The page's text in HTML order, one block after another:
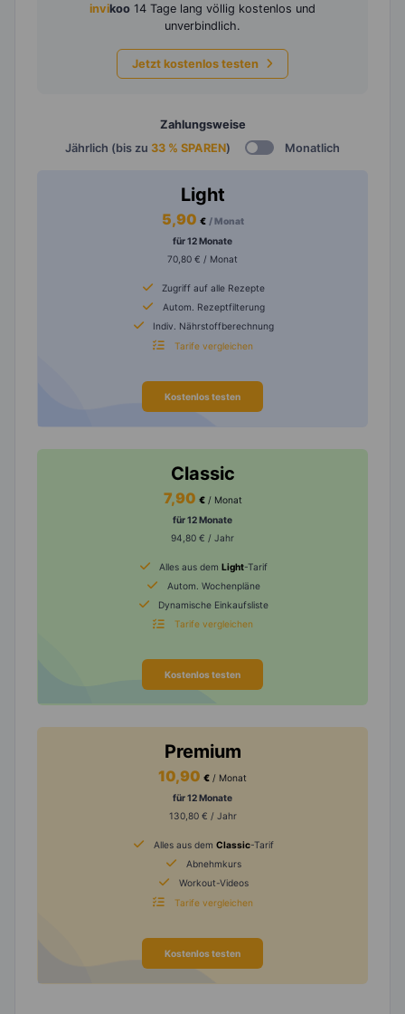
invikoo 14 Tage lang völlig kostenlos und
unverbindlich.
Jetzt kostenlos testen
Zahlungsweise
Jährlich (bis zu 33 % SPAREN) Monatlich
Light
5,90 € / Monat
für 12 Monate
70,80 € / Monat
Zugriff auf alle Rezepte
Autom. Rezeptfilterung
Indiv. Nährstoffberechnung
Tarife vergleichen
Kostenlos testen
Classic
7,90 € / Monat
für 12 Monate
94,80 € / Jahr
Alles aus dem Light-Tarif
Autom. Wochenpläne
Dynamische Einkaufsliste
Tarife vergleichen
Kostenlos testen
Premium
10,90 € / Monat
für 12 Monate
130,80 € / Jahr
Alles aus dem Classic-Tarif
Abnehmkurs
Workout-Videos
Tarife vergleichen
Kostenlos testen